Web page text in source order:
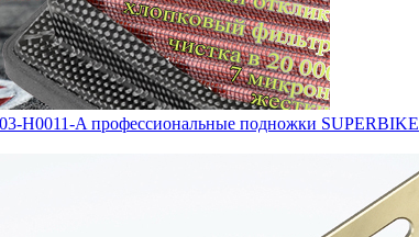
H0011-A профессиональные подножки SUPERBIKE